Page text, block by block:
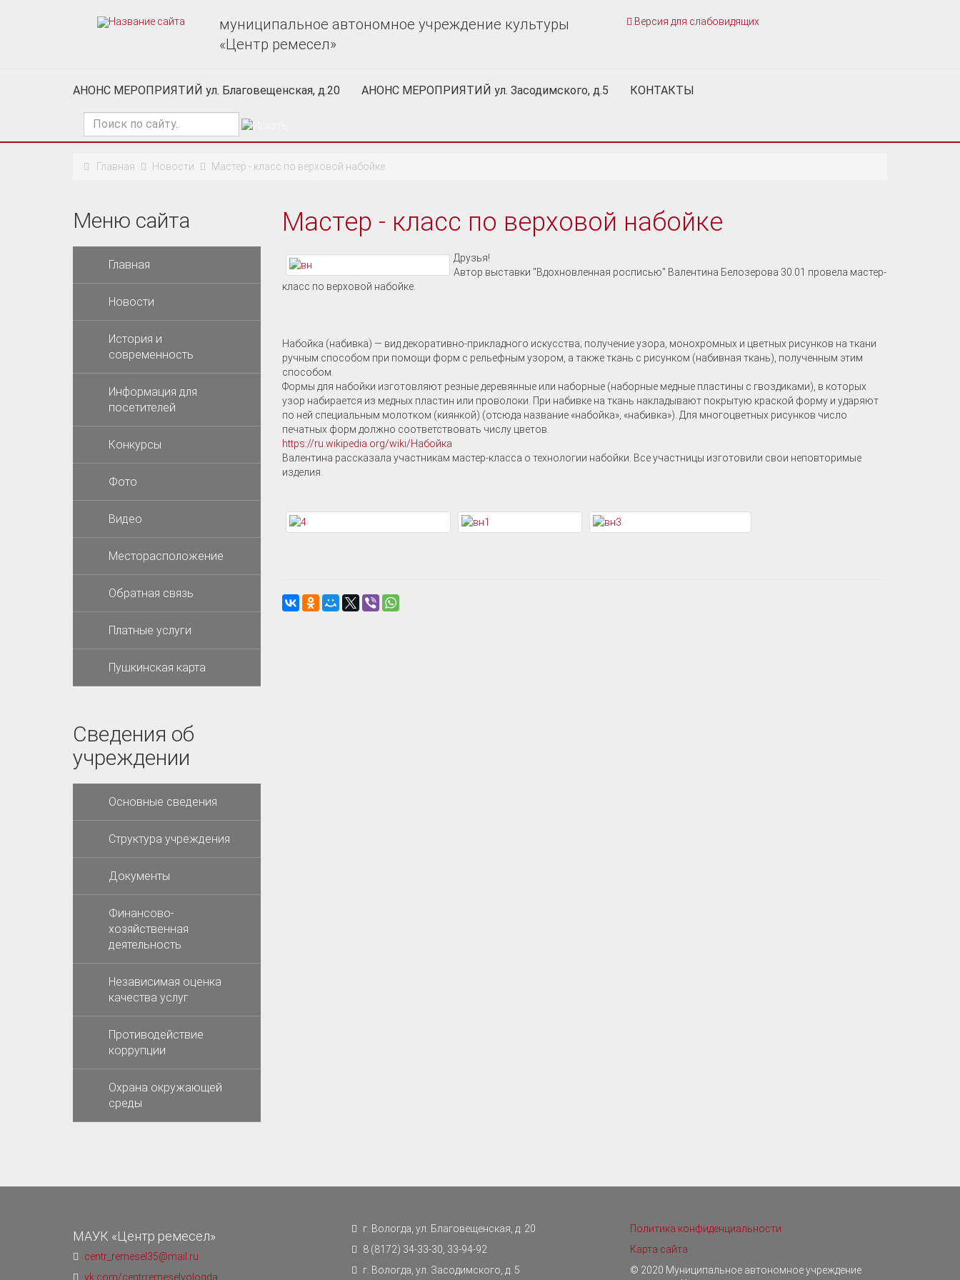
муниципальное автономное учреждение культуры
«Центр ремесел»
Версия для слабовидящих
АНОНС МЕРОПРИЯТИЙ ул. Благовещенская, д.20 АНОНС МЕРОПРИЯТИЙ ул. Засодимского, д.5 КОНТАКТЫ
Поиск
по
Главная
Новости Мастер - класс по верховой набойке
Мастер - класс по верховой набойке
Друзья!
Автор выставки "Вдохновленная росписью" Валентина Белозерова 30.01 провела мастер-
класс по верховой набойке.
Набойка (набивка) — вид декоративно-прикладного искусства; получение узора, монохромных и цветных рисунков на ткани
ручным способом при помощи форм с рельефным узором, а также ткань с рисунком (набивная ткань), полученным этим
способом.
Формы для набойки изготовляют резные деревянные или наборные (наборные медные пластины с гвоздиками), в которых
узор набирается из медных пластин или проволоки. При набивке на ткань накладывают покрытую краской форму и ударяют
по ней специальным молотком (киянкой) (отсюда название «набойка», «набивка»). Для многоцветных рисунков число
печатных форм должно соответствовать числу цветов.
https://ru.wikipedia.org/wiki/Набойка
Валентина рассказала участникам мастер-класса о технологии набойки. Все участницы изготовили свои неповторимые
изделия.
Меню сайта
Главная
Новости
История и
современность
Информация для
посетителей
Конкурсы
Фото
Видео
Месторасположение
Обратная связь
Платные услуги
Пушкинская карта
Сведения об
учреждении
Основные сведения
Структура учреждения
Документы
Финансово-
хозяйственная
деятельность
Независимая оценка
качества услуг
Противодействие
коррупции
Охрана окружающей
среды
МАУК «Центр ремесел»
centr_remesel35@mail.ru
vk.com/centrremeselvologda
г. Вологда, ул. Благовещенская, д. 20
8 (8172) 34-33-30, 33-94-92
г. Вологда, ул. Засодимского, д. 5
Политика конфиденциальности
Карта сайта
© 2020 Муниципальное автономное учреждение